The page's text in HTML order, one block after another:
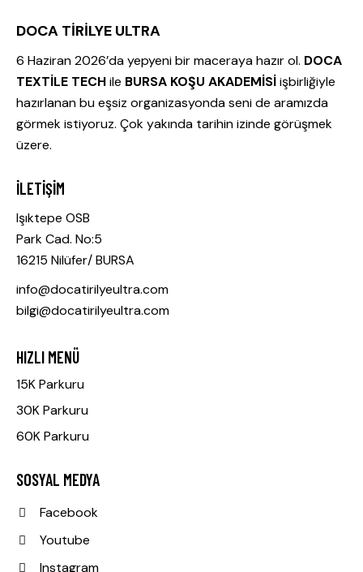
DOCA TİRİLYE ULTRA
6 Haziran 2026’da yepyeni bir maceraya hazır ol. DOCA
TEXTİLE TECHile BURSA KOŞU AKADEMİSİişbirliğiyle
hazırlanan bu eşsiz organizasyonda seni de aramızda
görmek istiyoruz. Çok yakında tarihin izinde görüşmek
üzere.
İLETIŞIM
Işıktepe OSB
Park Cad. No:5
16215 Nilüfer/ BURSA
info@docatirilyeultra.com
bilgi@docatirilyeultra.com
HIZLI MENÜ
15K Parkuru
30K Parkuru
60K Parkuru
SOSYAL MEDYA
Facebook
Youtube
Instagram